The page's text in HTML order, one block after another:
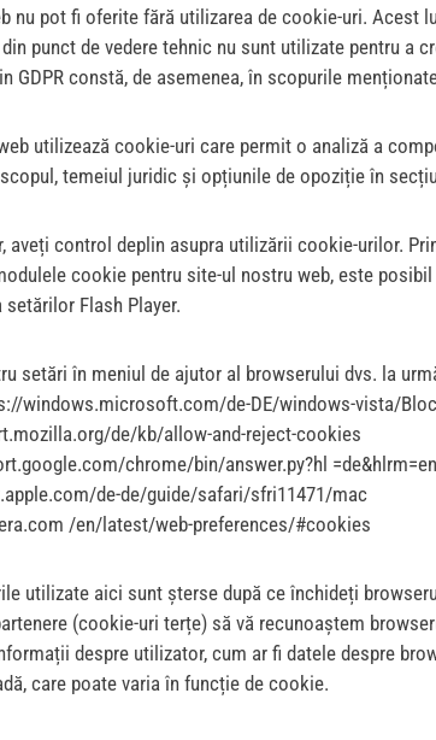
nu pot fi oferite fără utilizarea de cookie-uri. Acest
punct de vedere tehnic nu sunt utilizate pentru
GDPR constă, de asemenea, în scopurile
utilizează cookie-uri care permit o analiză a
temeiul juridic și opțiunile de opoziție în
aveți control deplin asupra utilizării cookie-urilor.
cookie pentru site-ul nostru web, este
Flash Player.
setări în meniul de ajutor al browserului dvs. la
windows.microsoft.com/de-DE/windows-vista/
de/kb/allow-and-reject-cookies
chrome/bin/answer.py?hl
de-de/guide/safari/sfri11471/mac
/en/latest/web-preferences/#cookies
utilizate aici sunt șterse după ce închideți
(cookie-uri terțe) să vă recunoaștem
despre utilizator, cum ar fi datele despre
care poate varia în funcție de cookie.